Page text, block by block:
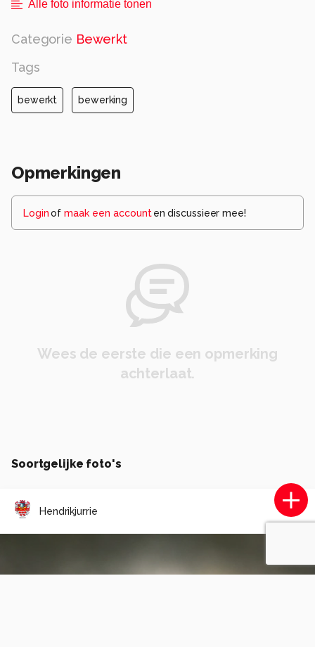
Alle foto informatie tonen
Categorie Bewerkt
Tags
bewerkt bewerking
Opmerkingen
Loginof maak een account en discussieer mee!
Wees de eerste die een opmerking
achterlaat.
Soortgelijke foto's
Hendrikjurrie